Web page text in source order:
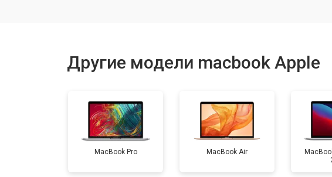
Другие модели macbook Apple
MacBook Pro MacBook Air